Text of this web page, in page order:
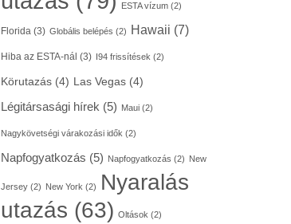
ESTA vízum(2)
Florida(3) Globális belépés (2) Hawaii (7)
Hiba az ESTA-nál (3) I94 frissítések (2)
Körutazás(4) Las Vegas(4)
Légitársasági hírek(5) Maui(2)
Nagykövetségi várakozási idők (2)
Napfogyatkozás (5) Napfogyatkozás (2) New
Jersey(2) New York (2)
Nyaralás
utazás (63) Oltások (2)